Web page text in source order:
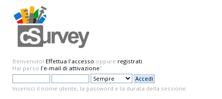
Benvenuto! Effettua l'accesso oppure registrati.
Hai perso l'e-mail di attivazione?
Inserisci il nome utente, la password e la durata della sessione.